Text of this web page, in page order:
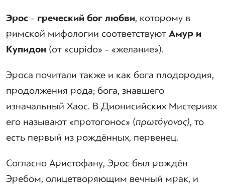
Эрос - греческий бог любви, которому в
римской мифологии соответствуютАмур и
Купидон (от «cupido» - «желание»).
Эроса почитали также и как бога плодородия,
продолжения рода; бога, знавшего
изначальный Хаос. В Дионисийских Мистериях
его называют «протогонос» (πρωτόγονος), то
есть первый из рождённых, первенец.
Согласно Аристофану, Эрос был рождён
Эребом, олицетворяющим вечный мрак, и